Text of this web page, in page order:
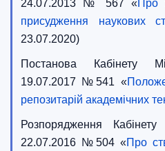
24.07.2013 № 567 «Про
присудження наукових
23.07.2020)
Постанова Кабінету
19.07.2017 №541 «
репозитарій академічних
Розпорядження Кабінету
22.07.2016 №504 «Про